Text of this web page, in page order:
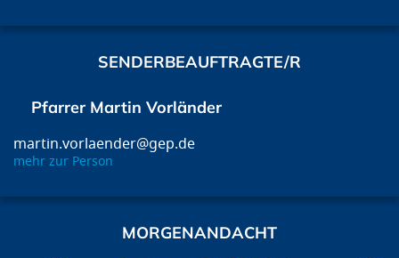
SENDERBEAUFTRAGTE/R
Pfarrer Martin Vorländer
martin.vorlaender@gep.de
mehr zur Person
MORGENANDACHT